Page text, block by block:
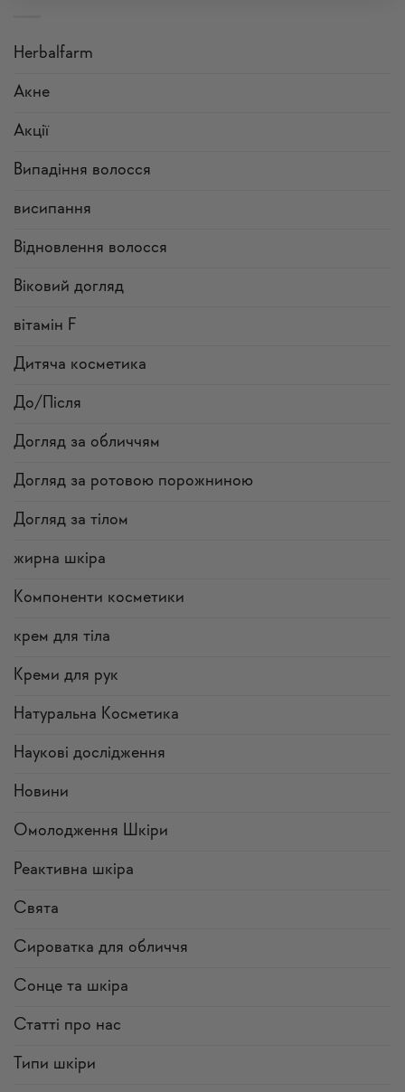
Herbalfarm
Акне
Акції
Випадіння волосся
висипання
Відновлення волосся
Віковий догляд
вітамін F
Дитяча косметика
До/Після
Догляд за обличчям
Догляд за ротовою порожниною
Догляд за тілом
жирна шкіра
Компоненти косметики
крем для тіла
Креми для рук
Натуральна Косметика
Наукові дослідження
Новини
Омолодження Шкіри
Реактивна шкіра
Свята
Сироватка для обличчя
Сонце та шкіра
Статті про нас
Типи шкіри